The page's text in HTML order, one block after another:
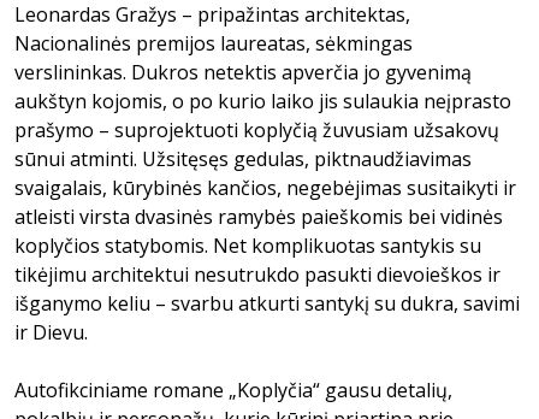
Leonardas Gražys – pripažintas architektas,
Nacionalinės premijos laureatas, sėkmingas
verslininkas. Dukros netektis apverčia jo gyvenimą
aukštyn kojomis, o po kurio laiko jis sulaukia neįprasto
prašymo – suprojektuoti koplyčią žuvusiam užsakovų
sūnui atminti. Užsitęsęs gedulas, piktnaudžiavimas
svaigalais, kūrybinės kančios, negebėjimas susitaikyti ir
atleisti virsta dvasinės ramybės paieškomis bei vidinės
koplyčios statybomis. Net komplikuotas santykis su
tikėjimu architektui nesutrukdo pasukti dievoieškos ir
išganymo keliu – svarbu atkurti santykį su dukra, savimi
ir Dievu.
Autofikciniame romane „Koplyčia“ gausu detalių,